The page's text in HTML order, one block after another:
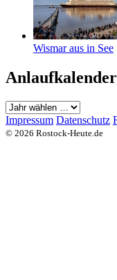
Wismar aus in See
Anlaufkalender
Impressum Datenschutz
© 2026 Rostock-Heute.de